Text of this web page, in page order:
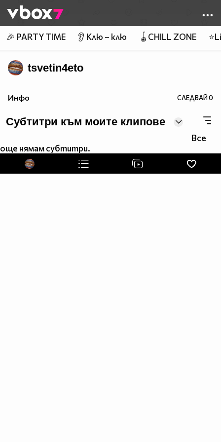
👾
🎉 PARTY TIME 👂 Клю – клю 🪀CHILL ZONE
tsvetin4eto
Инфо СЛЕДВАЙ0
Субтитри към моите клипове
Все
още нямам субтитри.